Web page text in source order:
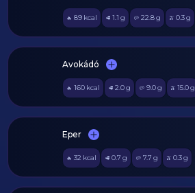
🔥 89 kcal 🥩 1.1 g 🥔 22.8g 🫒 0.3g
Avokádó
🔥 160 kcal 🥩 2.0g 🥔 9.0g 🫒 15.0g
Eper
🔥 32 kcal 🥩 0.7 g 🥔 7.7 g 🫒 0.3g